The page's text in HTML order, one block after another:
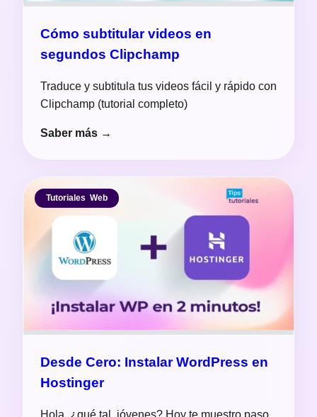
Cómo subtitular videos en
segundos Clipchamp
Traduce y subtitula tus videos fácil y rápido con
Clipchamp (tutorial completo)
Saber más →
Tutoriales, Web
Desde Cero: Instalar WordPress en
Hostinger